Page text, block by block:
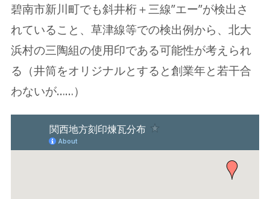
碧南市新川町でも斜井桁＋三線”エー”が検出さ
れていること、草津線等での検出例から、北大
浜村の三陶組の使用印である可能性が考えられ
る（井筒をオリジナルとすると創業年と若干合
わないが……）